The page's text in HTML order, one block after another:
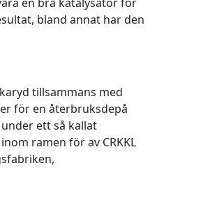
bland annat har den
tillsammans med
för en återbruksdepå
ett så kallat
ramen för av CRKKL